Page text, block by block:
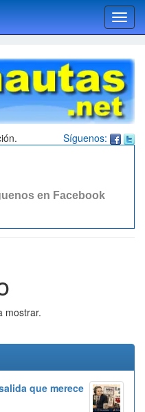
Síguenos:
mostrar.
que merece